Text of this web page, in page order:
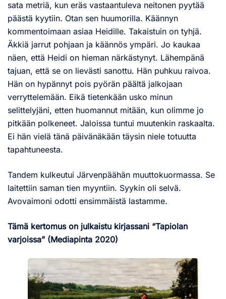
sata metriä, kun eräs vastaantuleva neitonen pyytää
päästä kyytiin. Otan sen huumorilla. Käännyn
kommentoimaan asiaa Heidille. Takaistuin on tyhjä.
Äkkiä jarrut pohjaan ja käännös ympäri. Jo kaukaa
näen, että Heidi on hieman närkästynyt. Lähempänä
tajuan, että se on lievästi sanottu. Hän puhkuu raivoa.
Hän on hypännyt pois pyörän päältä jalkojaan
verryttelemään. Eikä tietenkään usko minun
selittelyjäni, etten huomannut mitään, kun olimme jo
pitkään polkeneet. Jaloissa tuntui muutenkin raskaalta.
Ei hän vielä tänä päivänäkään täysin niele totuutta
tapahtuneesta.
Tandem kulkeutui Järvenpäähän muuttokuormassa. Se
laitettiin saman tien myyntiin. Syykin oli selvä.
Avovaimoni odotti ensimmäistä lastamme.
Tämä kertomus on julkaistu kirjassani “Tapiolan
varjoissa” (Mediapinta 2020)